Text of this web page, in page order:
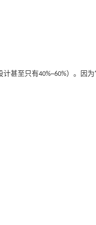
计甚至只有40%~60%）。因